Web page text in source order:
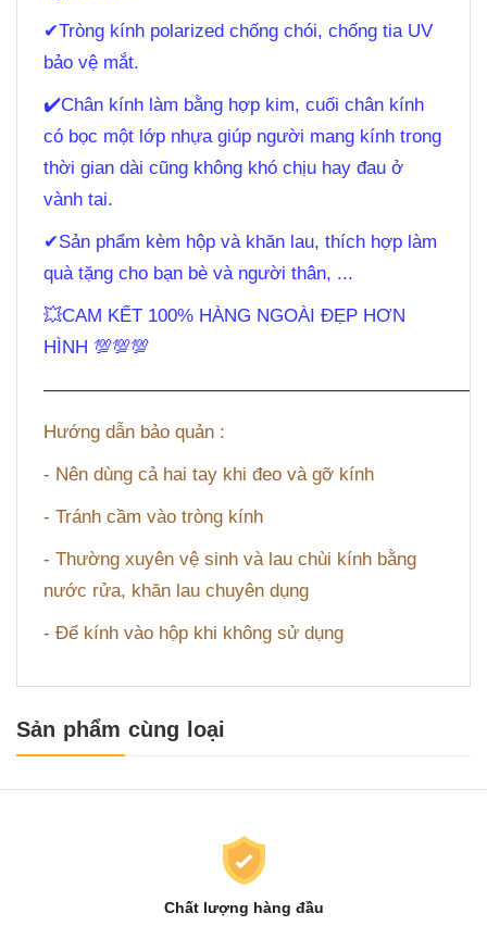
✔Tròng kính polarized chống chói, chống tia UV
bảo vệ mắt.
✔️Chân kính làm bằng hợp kim, cuối chân kính
có bọc một lớp nhựa giúp người mang kính trong
thời gian dài cũng không khó chịu hay đau ở
vành tai.
✔Sản phẩm kèm hộp và khăn lau, thích hợp làm
quà tặng cho bạn bè và người thân, ...
💥CAM KẾT 100% HÀNG NGOÀI ĐẸP HƠN
HÌNH 💯💯💯
Hướng dẫn bảo quản :
- Nên dùng cả hai tay khi đeo và gỡ kính
- Tránh cầm vào tròng kính
- Thường xuyên vệ sinh và lau chùi kính bằng
nước rửa, khăn lau chuyên dụng
- Để kính vào hộp khi không sử dụng
Sản phẩm cùng loại
Chất lượng hàng đầu